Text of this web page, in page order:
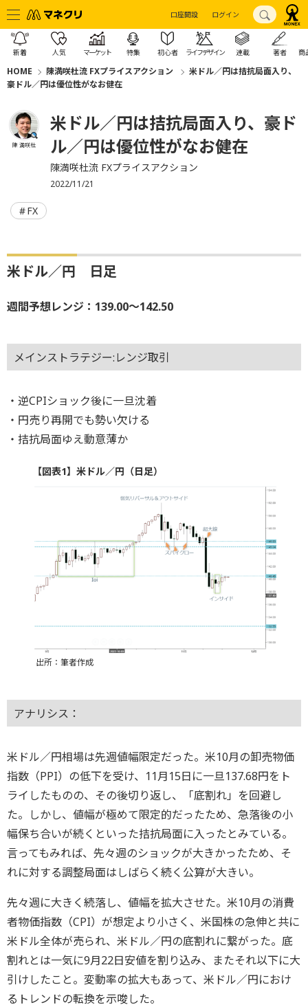
口座開設 ログイン
新着 人気 マーケット 特集 初心者 ライフデザイン 連載 著者 商
HOME 陳満咲杜流 FXプライスアクション
米ドル／円は拮抗局面入り、
豪ドル／円は優位性がなお健在
陳 満咲杜
米ドル／円は拮抗局面入り、豪ド
ル／円は優位性がなお健在
陳満咲杜流 FXプライスアクション
2022/11/21
FX
米ドル／円 日足
週間予想レンジ：139.00～142.50
メインストラテジー:レンジ取引
・逆CPIショック後に一旦沈着
・円売り再開でも勢い欠ける
・拮抗局面ゆえ動意薄か
【図表1】米ドル／円（日足）
出所：筆者作成
アナリシス：
米ドル／円相場は先週値幅限定だった。米10月の卸売物価
指数（PPI）の低下を受け、11月15日に一旦137.68円をト
ライしたものの、その後切り返し、「底割れ」を回避し
た。しかし、値幅が極めて限定的だったため、急落後の小
幅保ち合いが続くといった拮抗局面に入ったとみている。
言ってもみれば、先々週のショックが大きかったため、そ
れに対する調整局面はしばらく続く公算が大きい。
先々週に大きく続落し、値幅を拡大させた。米10月の消費
者物価指数（CPI）が想定より小さく、米国株の急伸と共に
米ドル全体が売られ、米ドル／円の底割れに繋がった。底
割れとは一気に9月22日安値を割り込み、またそれ以下に大
引けしたこと。変動率の拡大もあって、米ドル／円におけ
るトレンドの転換を示唆した。